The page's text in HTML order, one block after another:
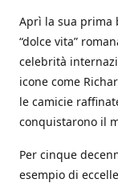
Aprì la sua prima
“dolce vita”
celebrità
icone come
le camicie
conquistarono il
Per cinque
esempio di